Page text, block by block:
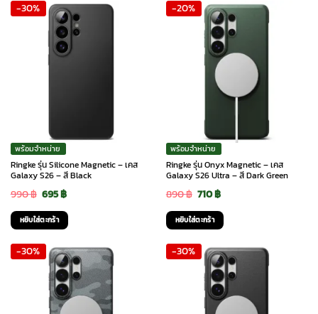
990 ฿.695 ฿.
990 ฿.695 ฿.
-30%
พร้อมจำหน่าย
Ringke รุ่น Silicone Magnetic – เคส
Galaxy S26 – สี Black
990฿ Original
price
was:
990 ฿.
695฿Current
price
is:
695 ฿.
หยิบใส่ตะกร้า
-20%
พร้อมจำหน่าย
Ringke รุ่น Onyx Magnetic – เคส
Galaxy S26 Ultra – สี Dark Green
890฿ Original
price
was:
890 ฿.
710฿Current
price
is:
710 ฿.
หยิบใส่ตะกร้า
-30% -30%